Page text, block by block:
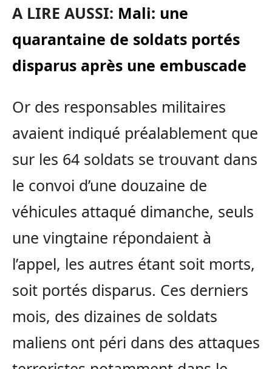
A LIRE AUSSI: Mali: une
quarantaine de soldats portés
disparus après une embuscade
Or des responsables militaires
avaient indiqué préalablement que
sur les 64 soldats se trouvant dans
le convoi d’une douzaine de
véhicules attaqué dimanche, seuls
une vingtaine répondaient à
l’appel, les autres étant soit morts,
soit portés disparus. Ces derniers
mois, des dizaines de soldats
maliens ont péri dans des attaques